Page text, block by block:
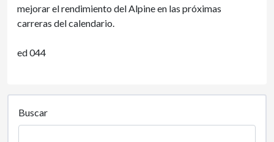
mejorar el rendimiento del Alpine en las próximas
carreras del calendario.
ed 044
Buscar